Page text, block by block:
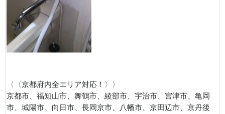
〈〈京都府内全エリア対応！〉〉
京都市、福知山市、舞鶴市、綾部市、宇治市、宮津市、亀岡
市、城陽市、向日市、長岡京市、八幡市、京田辺市、京丹後